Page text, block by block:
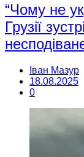
“Чому не
Грузії
Іван Мазур
18.08.2025
0